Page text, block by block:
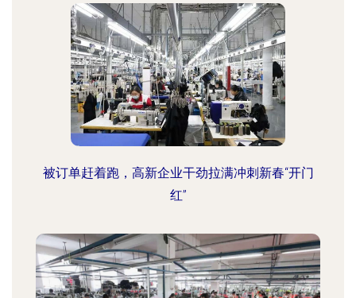
被订单赶着跑，高新企业干劲拉满冲刺新春“开门
红”